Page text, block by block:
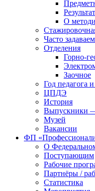
О
Часто
Отделения
Горно-
Заочное
Год педагога
ЦПДЭ
История
Выпускники
Музей
Вакансии
ФП
О
Поступающим
Рабочие
Партнёры /
Статистика